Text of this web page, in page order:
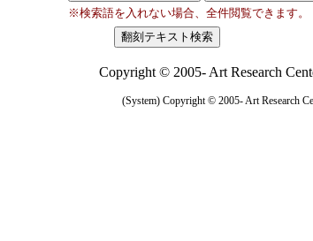
※検索語を入れない場合、全件閲覧できます。
Copyright © 2005- Art Research
(System) Copyright © 2005- Art Research